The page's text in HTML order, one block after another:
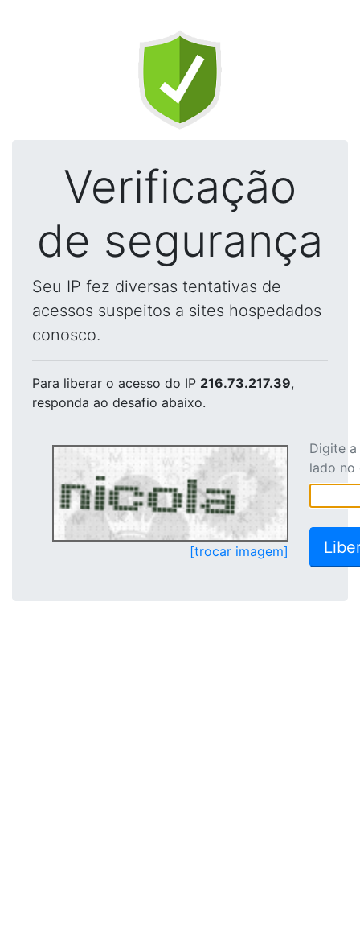
Verificação
de segurança
Seu IP fez diversas tentativas de
acessos suspeitos a sites hospedados
conosco.
Para liberar o acesso do IP 216.73.217.39,
responda ao desafio abaixo.
[trocar imagem]
Digite
lado no